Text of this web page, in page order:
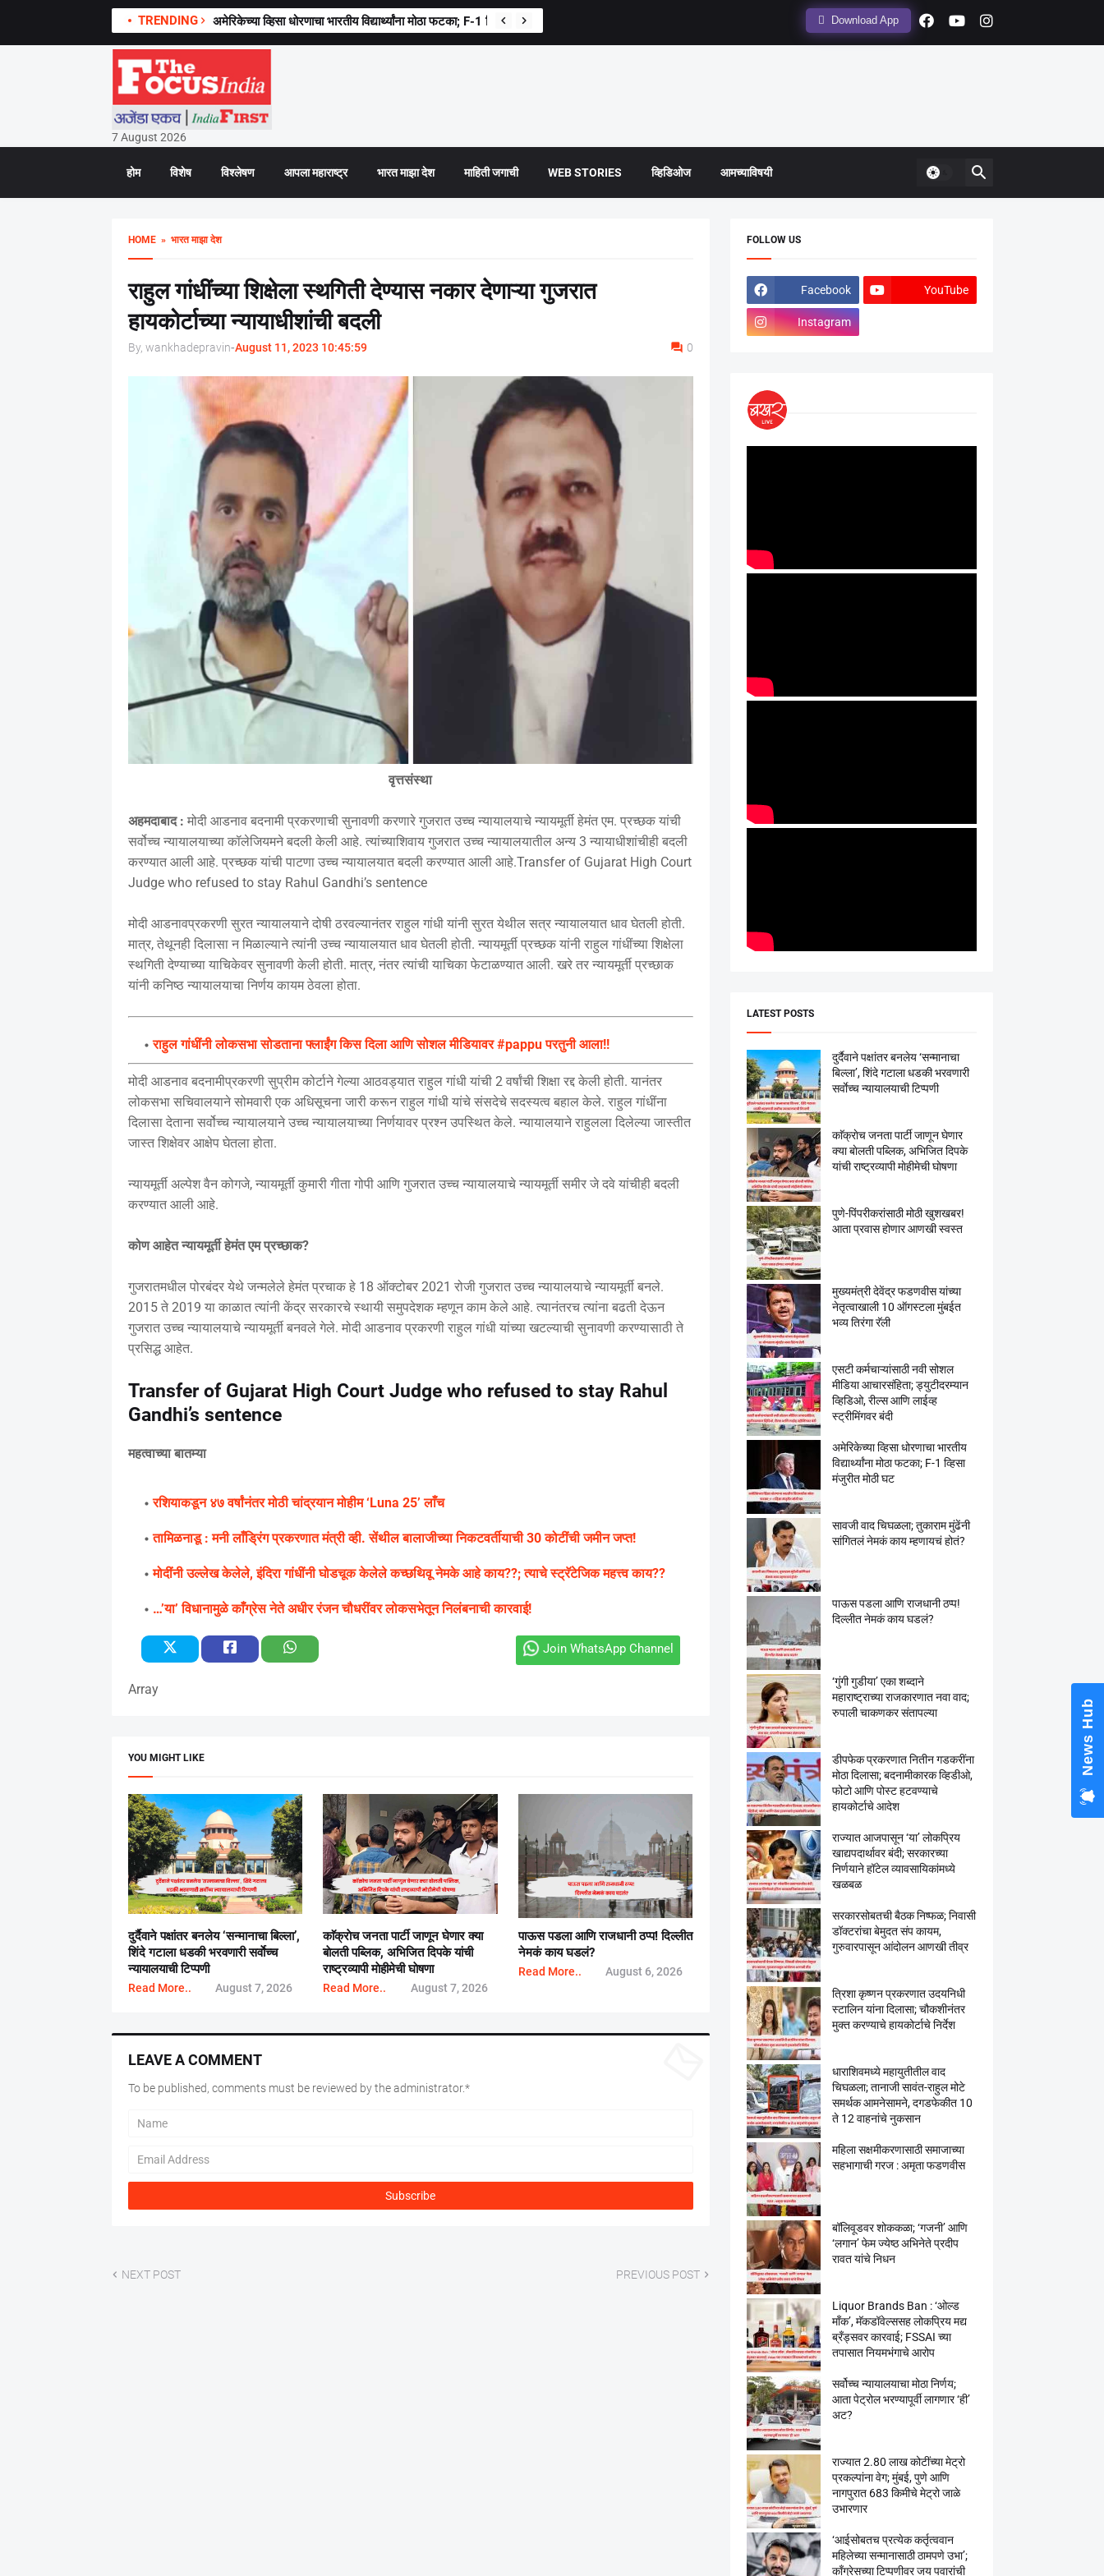
TRENDING अमेरिकेच्या व्हिसा धोरणाचा भारतीय विद्यार्थ्यांना मोठा फटका; F-1 व्हिसा मंजुरीत मोठी घट Download App
7 August 2026
होम विशेष विश्लेषण आपला महाराष्ट्र भारत माझा देश माहिती जगाची WEB STORIES व्हिडिओज आमच्याविषयी
HOME» भारत माझा देश
राहुल गांधींच्या शिक्षेला स्थगिती देण्यास नकार देणाऱ्या गुजरात
हायकोर्टाच्या न्यायाधीशांची बदली
By, wankhadepravin-August 11, 2023 10:45:59 0
वृत्तसंस्था
अहमदाबाद : मोदी आडनाव बदनामी प्रकरणाची सुनावणी करणारे गुजरात उच्च न्यायालयाचे न्यायमूर्ती हेमंत एम. प्रच्छक यांची
सर्वोच्च न्यायालयाच्या कॉलेजियमने बदली केली आहे. त्यांच्याशिवाय गुजरात उच्च न्यायालयातील अन्य 3 न्यायाधीशांचीही बदली
करण्यात आली आहे. प्रच्छक यांची पाटणा उच्च न्यायालयात बदली करण्यात आली आहे.Transfer of Gujarat High Court
Judge who refused to stay Rahul Gandhi’s sentence
मोदी आडनावप्रकरणी सुरत न्यायालयाने दोषी ठरवल्यानंतर राहुल गांधी यांनी सुरत येथील सत्र न्यायालयात धाव घेतली होती.
मात्र, तेथूनही दिलासा न मिळाल्याने त्यांनी उच्च न्यायालयात धाव घेतली होती. न्यायमूर्ती प्रच्छक यांनी राहुल गांधींच्या शिक्षेला
स्थगिती देण्याच्या याचिकेवर सुनावणी केली होती. मात्र, नंतर त्यांची याचिका फेटाळण्यात आली. खरे तर न्यायमूर्ती प्रच्छाक
यांनी कनिष्ठ न्यायालयाचा निर्णय कायम ठेवला होता.
राहुल गांधींनी लोकसभा सोडताना फ्लाईंग किस दिला आणि सोशल मीडियावर #pappu परतुनी आला!!
मोदी आडनाव बदनामीप्रकरणी सुप्रीम कोर्टाने गेल्या आठवड्यात राहुल गांधी यांची 2 वर्षांची शिक्षा रद्द केली होती. यानंतर
लोकसभा सचिवालयाने सोमवारी एक अधिसूचना जारी करून राहुल गांधी यांचे संसदेचे सदस्यत्व बहाल केले. राहुल गांधींना
दिलासा देताना सर्वोच्च न्यायालयाने उच्च न्यायालयाच्या निर्णयावर प्रश्न उपस्थित केले. न्यायालयाने राहुलला दिलेल्या जास्तीत
जास्त शिक्षेवर आक्षेप घेतला होता.
न्यायमूर्ती अल्पेश वैन कोगजे, न्यायमूर्ती कुमारी गीता गोपी आणि गुजरात उच्च न्यायालयाचे न्यायमूर्ती समीर जे दवे यांचीही बदली
करण्यात आली आहे.
कोण आहेत न्यायमूर्ती हेमंत एम प्रच्छाक?
गुजरातमधील पोरबंदर येथे जन्मलेले हेमंत प्रचाक हे 18 ऑक्टोबर 2021 रोजी गुजरात उच्च न्यायालयाचे न्यायमूर्ती बनले.
2015 ते 2019 या काळात त्यांनी केंद्र सरकारचे स्थायी समुपदेशक म्हणून काम केले आहे. त्यानंतरच त्यांना बढती देऊन
गुजरात उच्च न्यायालयाचे न्यायमूर्ती बनवले गेले. मोदी आडनाव प्रकरणी राहुल गांधी यांच्या खटल्याची सुनावणी करण्यासाठी ते
प्रसिद्ध आहेत.
Transfer of Gujarat High Court Judge who refused to stay Rahul
Gandhi’s sentence
महत्वाच्या बातम्या
रशियाकडून ४७ वर्षांनंतर मोठी चांद्रयान मोहीम ‘Luna 25’ लाँच
तामिळनाडू : मनी लाँड्रिंग प्रकरणात मंत्री व्ही. सेंथील बालाजीच्या निकटवर्तीयाची 30 कोटींची जमीन जप्त!
मोदींनी उल्लेख केलेले, इंदिरा गांधींनी घोडचूक केलेले कच्छथिवू नेमके आहे काय??; त्याचे स्ट्रॅटेजिक महत्त्व काय??
…’या’ विधानामुळे काँग्रेस नेते अधीर रंजन चौधरींवर लोकसभेतून निलंबनाची कारवाई!
Join WhatsApp Channel
Array
YOU MIGHT LIKE
दुर्दैवाने पक्षांतर बनलेय ‘सन्मानाचा बिल्ला’,
शिंदे गटाला धडकी भरवणारी सर्वाेच्च
न्यायालयाची टिप्पणी
Read More.. August 7, 2026
काॅक्राेच जनता पार्टी जाणून घेणार क्या
बाेलती पब्लिक, अभिजित दिपके यांची
राष्ट्रव्यापी माेहीमेची घाेषणा
Read More.. August 7, 2026
पाऊस पडला आणि राजधानी ठप्प! दिल्लीत
नेमकं काय घडलं?
Read More.. August 6, 2026
LEAVE A COMMENT
To be published, comments must be reviewed by the administrator.*
NEXT POST PREVIOUS POST
FOLLOW US
Facebook YouTube
Instagram
LATEST POSTS
दुर्दैवाने पक्षांतर बनलेय ‘सन्मानाचा
बिल्ला’, शिंदे गटाला धडकी भरवणारी
सर्वाेच्च न्यायालयाची टिप्पणी
काॅक्राेच जनता पार्टी जाणून घेणार
क्या बाेलती पब्लिक, अभिजित दिपके
यांची राष्ट्रव्यापी माेहीमेची घाेषणा
पुणे-पिंपरीकरांसाठी मोठी खुशखबर!
आता प्रवास होणार आणखी स्वस्त
मुख्यमंत्री देवेंद्र फडणवीस यांच्या
नेतृत्वाखाली 10 ऑगस्टला मुंबईत
भव्य तिरंगा रॅली
एसटी कर्मचाऱ्यांसाठी नवी सोशल
मीडिया आचारसंहिता; ड्युटीदरम्यान
व्हिडिओ, रील्स आणि लाईव्ह
स्ट्रीमिंगवर बंदी
अमेरिकेच्या व्हिसा धोरणाचा भारतीय
विद्यार्थ्यांना मोठा फटका; F-1 व्हिसा
मंजुरीत मोठी घट
सावजी वाद चिघळला; तुकाराम मुंढेंनी
सांगितलं नेमकं काय म्हणायचं होतं?
पाऊस पडला आणि राजधानी ठप्प!
दिल्लीत नेमकं काय घडलं?
‘गुंगी गुडीया’ एका शब्दाने
महाराष्ट्राच्या राजकारणात नवा वाद;
रुपाली चाकणकर संतापल्या
डीपफेक प्रकरणात नितीन गडकरींना
मोठा दिलासा; बदनामीकारक व्हिडीओ,
फोटो आणि पोस्ट हटवण्याचे
हायकोर्टाचे आदेश
राज्यात आजपासून ‘या’ लोकप्रिय
खाद्यपदार्थावर बंदी; सरकारच्या
निर्णयाने हॉटेल व्यावसायिकांमध्ये
खळबळ
सरकारसोबतची बैठक निष्फळ; निवासी
डॉक्टरांचा बेमुदत संप कायम,
गुरुवारपासून आंदोलन आणखी तीव्र
त्रिशा कृष्णन प्रकरणात उदयनिधी
स्टालिन यांना दिलासा; चौकशीनंतर
मुक्त करण्याचे हायकोर्टाचे निर्देश
धाराशिवमध्ये महायुतीतील वाद
चिघळला; तानाजी सावंत-राहुल मोटे
समर्थक आमनेसामने, दगडफेकीत 10
ते 12 वाहनांचे नुकसान
महिला सक्षमीकरणासाठी समाजाच्या
सहभागाची गरज : अमृता फडणवीस
बॉलिवूडवर शोककळा; ‘गजनी’ आणि
‘लगान’ फेम ज्येष्ठ अभिनेते प्रदीप
रावत यांचे निधन
Liquor Brands Ban : ‘ओल्ड
मॉंक’, मॅकडॉवेल्ससह लोकप्रिय मद्य
ब्रँड्सवर कारवाई; FSSAI च्या
तपासात नियमभंगाचे आरोप
सर्वोच्च न्यायालयाचा मोठा निर्णय;
आता पेट्रोल भरण्यापूर्वी लागणार ‘ही’
अट?
राज्यात 2.80 लाख कोटींच्या मेट्रो
प्रकल्पांना वेग; मुंबई, पुणे आणि
नागपुरात 683 किमीचे मेट्रो जाळे
उभारणार
‘आईसोबतच प्रत्येक कर्तृत्ववान
महिलेच्या सन्मानासाठी ठामपणे उभा’;
काँग्रेसच्या टिप्पणीवर जय पवारांची
News Hub